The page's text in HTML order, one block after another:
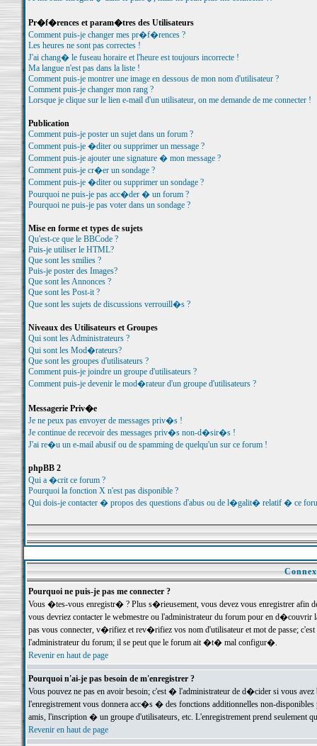
Pr�f�rences et param�tres des Utilisateurs
Comment puis-je changer mes pr�f�rences ?
Les heures ne sont pas correctes !
J'ai chang� le fuseau horaire et l'heure est toujours incorrecte !
Ma langue n'est pas dans la liste !
Comment puis-je montrer une image en dessous de mon nom d'utilisateur ?
Comment puis-je changer mon rang ?
Lorsque je clique sur le lien e-mail d'un utilisateur, on me demande de me connecter !
Publication
Comment puis-je poster un sujet dans un forum ?
Comment puis-je �diter ou supprimer un message ?
Comment puis-je ajouter une signature � mon message ?
Comment puis-je cr�er un sondage ?
Comment puis-je �diter ou supprimer un sondage ?
Pourquoi ne puis-je pas acc�der � un forum ?
Pourquoi ne puis-je pas voter dans un sondage ?
Mise en forme et types de sujets
Qu'est-ce que le BBCode ?
Puis-je utiliser le HTML?
Que sont les smilies ?
Puis-je poster des Images?
Que sont les Annonces ?
Que sont les Post-it ?
Que sont les sujets de discussions verrouill�s ?
Niveaux des Utilisateurs et Groupes
Qui sont les Administrateurs ?
Qui sont les Mod�rateurs?
Que sont les groupes d'utilisateurs ?
Comment puis-je joindre un groupe d'utilisateurs ?
Comment puis-je devenir le mod�rateur d'un groupe d'utilisateurs ?
Messagerie Priv�e
Je ne peux pas envoyer de messages priv�s !
Je continue de recevoir des messages priv�s non-d�sir�s !
J'ai re�u un e-mail abusif ou de spamming de quelqu'un sur ce forum !
phpBB 2
Qui a �crit ce forum ?
Pourquoi la fonction X n'est pas disponible ?
Qui dois-je contacter � propos des questions d'abus ou de l�galit� relatif � ce
Pourquoi ne puis-je pas me connecter ?
Vous �tes-vous enregistr� ? Plus s�rieusement, vous devez vous enregistrer
vous devriez contacter le webmestre ou l'administrateur du forum pour en
pas vous connecter, v�rifiez et rev�rifiez vos nom d'utilisateur et mot de passe;
l'administrateur du forum; il se peut que le forum ait �t� mal configur�.
Revenir en haut de page
Pourquoi n'ai-je pas besoin de m'enregistrer ?
Vous pouvez ne pas en avoir besoin; c'est � l'administrateur de d�cider si vous
l'enregistrement vous donnera acc�s � des fonctions additionnelles non-
amis, l'inscription � un groupe d'utilisateurs, etc. L'enregistrement prend seulement
Revenir en haut de page